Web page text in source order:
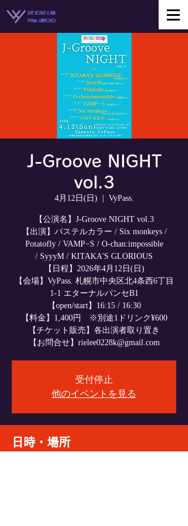
LIVE HOUSE & BAR
VyPass. SAPPORO
J-Groove NIGHT
vol.3
4月12日(日) VyPass.
【公演名】J-Groove NIGHT vol.3
【出演】パステルカラー / Six monkeys /
Potatofly / VAMP−S / O-chan:impossible
/ SyyyM / KITAKA'S GLORIOUS
【日程】2026年4月12日(日)
【会場】VyPass. 札幌市中央区北4条西6丁目
1-1 エターナルパンセB1
【open/start】16:15 / 16:30
【料金】1,400円 ※別途1ドリンク¥600
【チケット販売】各出演者取り置き
【お問合せ】rielee0228k@gmail.com
受付停止
他のイベントを見る
日時・場所